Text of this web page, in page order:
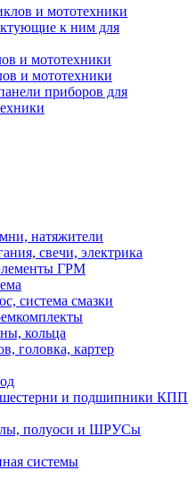
и мототехники
к ним для
и мототехники
и мототехники
приборов для
натяжители
свечи, электрика
ГРМ
система смазки
кольца
головка, картер
и подшипники КПП
полуоси и ШРУСы
системы